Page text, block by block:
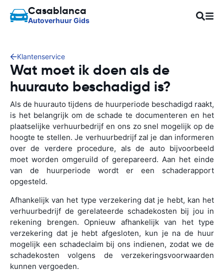
Casablanca
Autoverhuur Gids
Klantenservice
Wat moet ik doen als de
huurauto beschadigd is?
Als de huurauto tijdens de huurperiode beschadigd raakt,
is het belangrijk om de schade te documenteren en het
plaatselijke verhuurbedrijf en ons zo snel mogelijk op de
hoogte te stellen. Je verhuurbedrijf zal je dan informeren
over de verdere procedure, als de auto bijvoorbeeld
moet worden omgeruild of gerepareerd. Aan het einde
van de huurperiode wordt er een schaderapport
opgesteld.
Afhankelijk van het type verzekering dat je hebt, kan het
verhuurbedrijf de gerelateerde schadekosten bij jou in
rekening brengen. Opnieuw afhankelijk van het type
verzekering dat je hebt afgesloten, kun je na de huur
mogelijk een schadeclaim bij ons indienen, zodat we de
schadekosten volgens de verzekeringsvoorwaarden
kunnen vergoeden.